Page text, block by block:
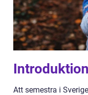
Att semestra i